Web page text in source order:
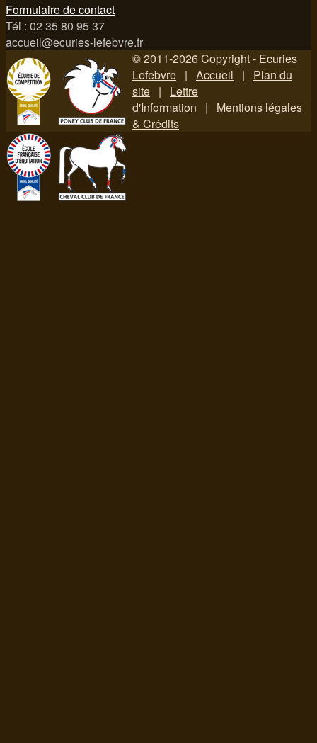
Formulaire de contact
Tél : 02 35 80 95 37
accueil@ecuries-lefebvre.fr
© 2011-2026 Copyright - Ecuries
Lefebvre | Accueil | Plan du
site | Lettre
d'Information | Mentions légales
& Crédits